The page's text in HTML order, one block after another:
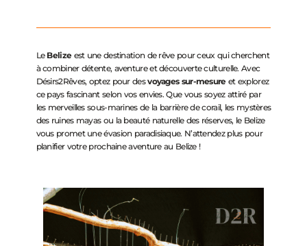
Le Belizeest une destination de rêve pour ceux qui cherchent
à combiner détente, aventure et découverte culturelle. Avec
Désirs2Rêves, optez pour desvoyages sur-mesureet explorez
ce pays fascinant selon vos envies. Que vous soyez attiré par
les merveilles sous-marines de la barrière de corail, les mystères
des ruines mayas ou la beauté naturelle des réserves, le Belize
vous promet une évasion paradisiaque. N’attendez plus pour
planifier votre prochaine aventure au Belize !